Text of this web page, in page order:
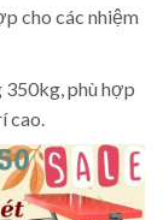
cho các nhiệm
350kg, phù hợp
cao.